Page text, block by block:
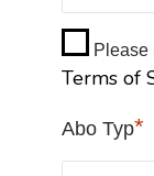
Please
Terms of
Abo Typ*